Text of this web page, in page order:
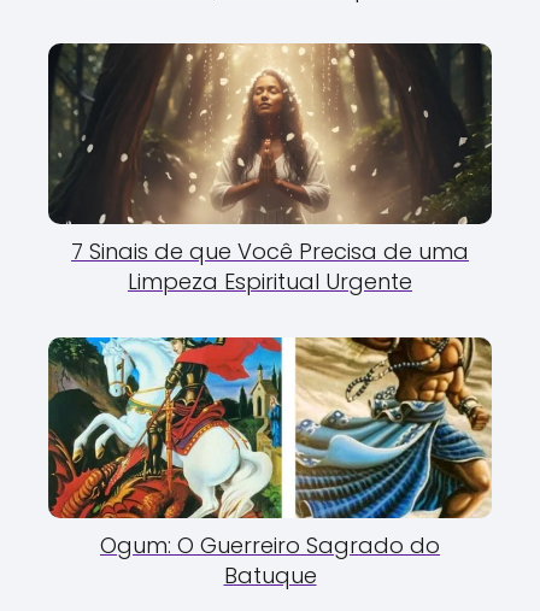
7 Sinais de que Você Precisa de uma
Limpeza Espiritual Urgente
Ogum: O Guerreiro Sagrado do
Batuque